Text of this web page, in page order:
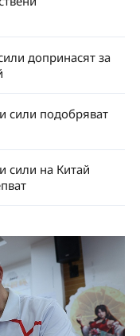
допринасят за
сили подобряват
сили на Китай